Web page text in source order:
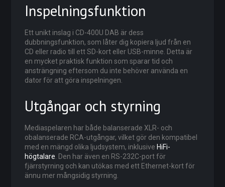
Inspelningsfunktion
Ett unikt inslag i CD-400U DAB är dess
dubbningsfunktion, som låter dig kopiera ljud från en
CD eller radio till ett SD-kort eller USB-minne. Detta är
en mycket praktisk funktion som sparar tid och
ansträngning eftersom du inte behöver använda en
dator för att göra inspelningen.
Utgångar och styrning
Mediaspelaren har både balanserade XLR- och
obalanserade RCA-utgångar, vilket gör den kompatibel
med en mängd olika ljudsystem, inklusive HiFi-
högtalare . Den har även en RS-232C-port för
fjärrstyrning och kan utökas med ett Ethernet-kort för
ännu mer mångsidig styrning.